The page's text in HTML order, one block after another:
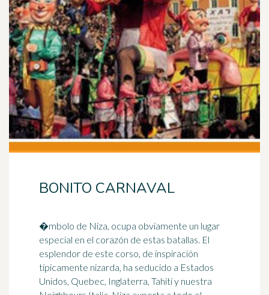
BONITO CARNAVAL
�mbolo de Niza, ocupa obviamente un lugar
especial en el corazón de estas batallas. El
esplendor de este corso, de inspiración
típicamente nizarda, ha seducido a Estados
Unidos, Quebec, Inglaterra, Tahití y nuestra